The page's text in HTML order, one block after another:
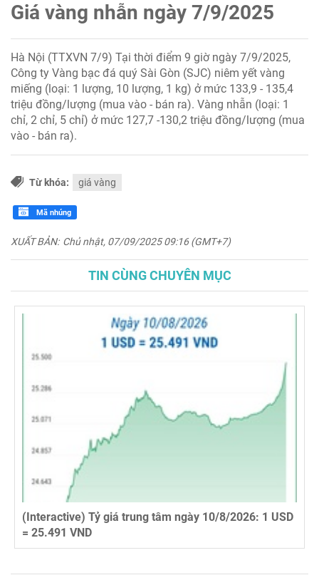
Giá vàng nhẫn ngày 7/9/2025
Hà Nội (TTXVN 7/9) Tại thời điểm 9 giờ ngày 7/9/2025,
Công ty Vàng bạc đá quý Sài Gòn (SJC) niêm yết vàng
miếng (loại: 1 lượng, 10 lượng, 1 kg) ở mức 133,9 - 135,4
triệu đồng/lượng (mua vào - bán ra). Vàng nhẫn (loại: 1
chỉ, 2 chỉ, 5 chỉ) ở mức 127,7 -130,2 triệu đồng/lượng (mua
vào - bán ra).
Từ khóa: giá vàng
Mã nhúng
XUẤT BẢN: Chủ nhật, 07/09/2025 09:16 (GMT+7)
TIN CÙNG CHUYÊN MỤC
(Interactive) Tỷ giá trung tâm ngày 10/8/2026: 1 USD
= 25.491 VND